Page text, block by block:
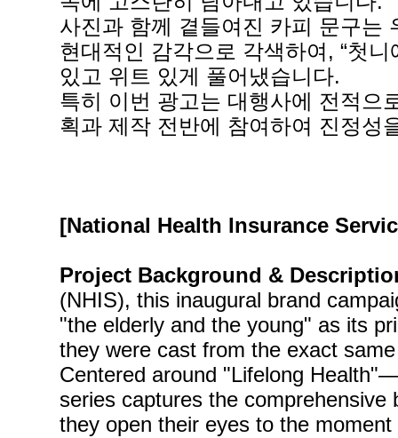
사진과 함께 곁들여진 카피 문구는
현대적인 감각으로 각색하여, “첫
있고 위트 있게 풀어냈습니다.
특히 이번 광고는 대행사에 전적으
획과 제작 전반에 참여하여 진정성
[National Health Insurance
Project Background &
(NHIS), this inaugural brand
"the elderly and the young" as its
they were cast from the exact
Centered around "Lifelong
series captures the
they open their eyes to the